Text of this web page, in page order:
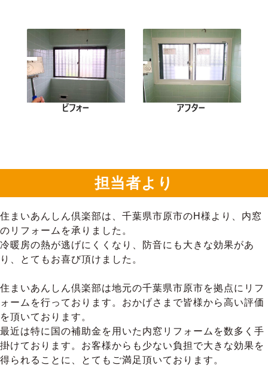
担当者より
住まいあんしん倶楽部は、千葉県市原市のH様より、内窓
のリフォームを承りました。
冷暖房の熱が逃げにくくなり、防音にも大きな効果があ
り、とてもお喜び頂けました。
住まいあんしん倶楽部は地元の千葉県市原市を拠点にリフ
ォームを行っております。おかげさまで皆様から高い評価
を頂いております。
最近は特に国の補助金を用いた内窓リフォームを数多く手
掛けております。お客様からも少ない負担で大きな効果を
得られることに、とてもご満足頂いております。